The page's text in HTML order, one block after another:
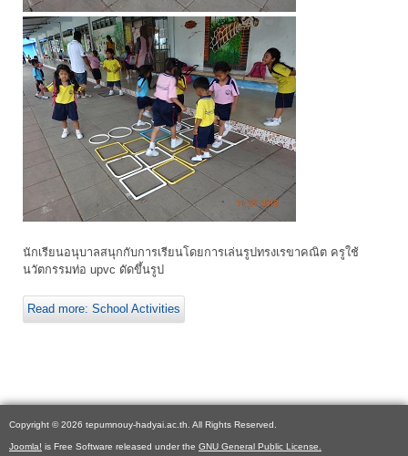
นักเรียนอนุบาลสนุกกับการเรียนโดยการเล่นรูปทรงเรขาคณิต ครูใช้
นวัตกรรมท่อ upvc ดัดขึ้นรูป
Read more: School Activities
Copyright © 2026 tepumnouy-hadyai.ac.th. All Rights Reserved.
Joomla! is Free Software released under the GNU General Public License.